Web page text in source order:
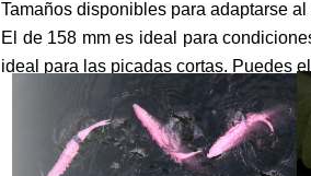
Tamaños disponibles para adaptarse al
El de 158 mm es ideal para
ideal para las picadas cortas. Puedes